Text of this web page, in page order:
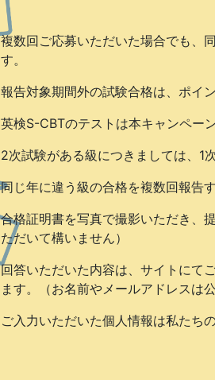
複数回ご応募いただいた場合でも、
す。
報告対象期間外の試験合格は、ポイ
英検S-CBTのテストは本キャンペー
2次試験がある級につきましては、1
同じ年に違う級の合格を複数回報告
合格証明書を写真で撮影いただき、
ただいて構いません）
回答いただいた内容は、サイトにて
ます。（お名前やメールアドレスは
ご入力いただいた個人情報は私たち